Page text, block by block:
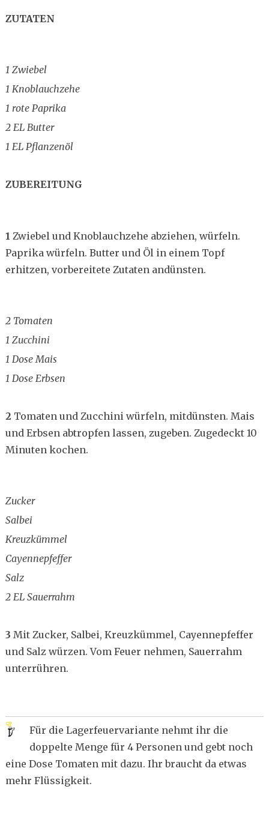
ZUTATEN
1 Zwiebel
1 Knoblauchzehe
1 rote Paprika
2 EL Butter
1 EL Pflanzenöl
ZUBEREITUNG
1 Zwiebel und Knoblauchzehe abziehen, würfeln.
Paprika würfeln. Butter und Öl in einem Topf
erhitzen, vorbereitete Zutaten andünsten.
2 Tomaten
1 Zucchini
1 Dose Mais
1 Dose Erbsen
2 Tomaten und Zucchini würfeln, mitdünsten. Mais
und Erbsen abtropfen lassen, zugeben. Zugedeckt 10
Minuten kochen.
Zucker
Salbei
Kreuzkümmel
Cayennepfeffer
Salz
2 EL Sauerrahm
3 Mit Zucker, Salbei, Kreuzkümmel, Cayennepfeffer
und Salz würzen. Vom Feuer nehmen, Sauerrahm
unterrühren.
Für die Lagerfeuervariante nehmt ihr die
doppelte Menge für 4 Personen und gebt noch
eine Dose Tomaten mit dazu. Ihr braucht da etwas
mehr Flüssigkeit.